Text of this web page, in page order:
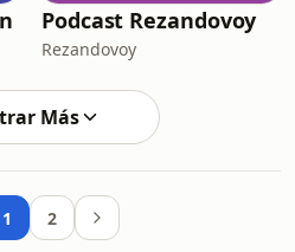
Podcast Rezandovoy
Rezandovoy
Más
1 2